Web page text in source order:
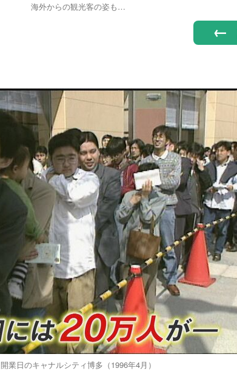
海外からの観光客の姿も…
開業日のキャナルシティ博多（1996年4月）